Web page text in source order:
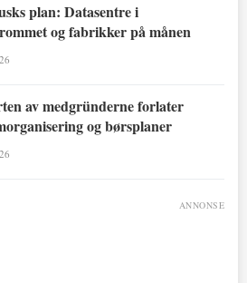
plan: Datasentre i
og fabrikker på månen
av medgründerne forlater
og børsplaner
ANNONSE